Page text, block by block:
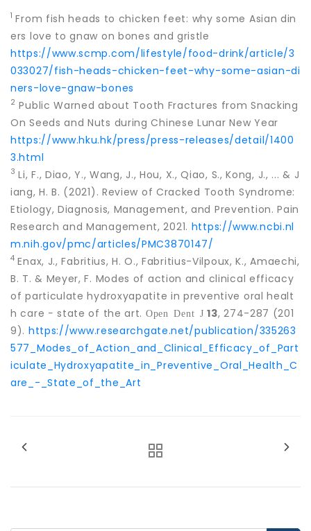
1From fish heads to chicken feet: why some Asian din
ers love to gnaw on bones and gristle
https://www.scmp.com/lifestyle/food-drink/article/3
033027/fish-heads-chicken-feet-why-some-asian-di
ners-love-gnaw-bones
2 Public Warned about Tooth Fractures from Snacking
On Seeds and Nuts during Chinese Lunar New Year
https://www.hku.hk/press/press-releases/detail/1400
3.html
3Li, F., Diao, Y., Wang, J., Hou, X., Qiao, S., Kong, J., ... & J
iang, H. B. (2021). Review of Cracked Tooth Syndrome:
Etiology, Diagnosis, Management, and Prevention. Pain
Research and Management, 2021. https://www.ncbi.nl
m.nih.gov/pmc/articles/PMC3870147/
4Enax, J., Fabritius, H. O., Fabritius-Vilpoux, K., Amaechi,
B. T. & Meyer, F. Modes of action and clinical efficacy
of particulate hydroxyapatite in preventive oral healt
h care − state of the art. Open Dent J 13, 274-287 (201
9). https://www.researchgate.net/publication/335263
577_Modes_of_Action_and_Clinical_Efficacy_of_Part
iculate_Hydroxyapatite_in_Preventive_Oral_Health_C
are_-_State_of_the_Art